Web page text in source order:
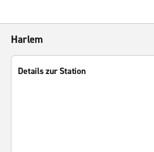
Harlem
Details zur Station